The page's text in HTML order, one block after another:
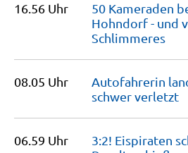
16.56 Uhr
50 Kameraden
Hohndorf - und
Schlimmeres
08.05 Uhr
Autofahrerin
schwerverletzt
06.59 Uhr
3:2! Eispiraten